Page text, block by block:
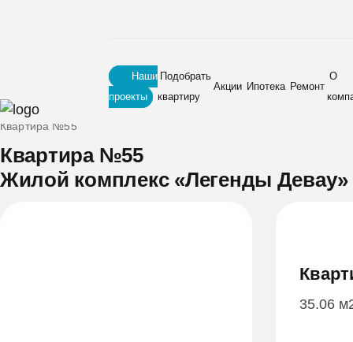
Наши
проекты
Подобрать
квартиру
Акции Ипотека Ремонт
О
Главная Новостройки•Жилой комплекс «Легенды Девау»
Квартира №55
Квартира №55
Жилой комплекс «Легенды Девау»
35.06